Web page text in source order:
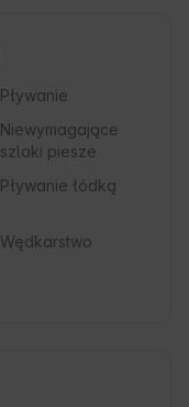
Pływanie
Niewymagające
szlaki piesze
Pływanie łódką
Wędkarstwo